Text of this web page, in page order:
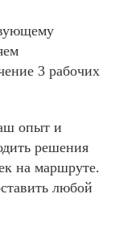
3 рабочих
опыт и
решения
на маршруте.
любой